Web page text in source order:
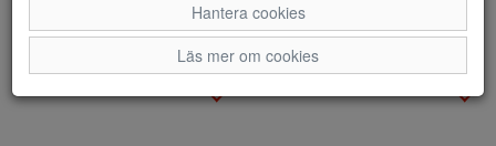
Hantera cookies
Läs mer om cookies